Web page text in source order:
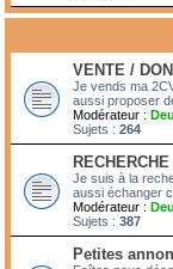
VENTE /
Je vends ma
aussi proposer
Modérateur :
Sujets : 264
Je suis à la
aussi échanger
Modérateur :
Sujets : 387
Petites